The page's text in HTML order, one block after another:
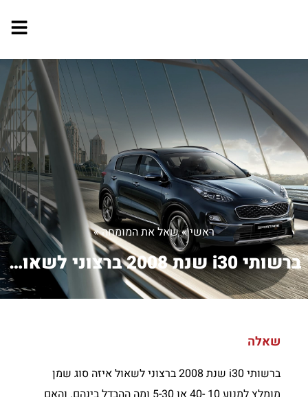
ראשי»שאל את המומחה»
ברשותי i30 שנת 2008 ברצוני לשאול איזה...
שאלה
ברשותי i30 שנת 2008 ברצוני לשאול איזה סוג שמן